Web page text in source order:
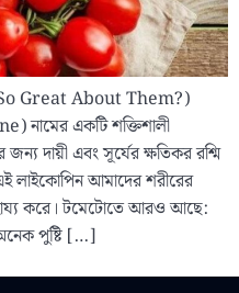
Great About Them?)
নামের একটি শক্তিশালী
দায়ী এবং সূর্যের ক্ষতিকর রশ্মি
লাইকোপিন আমাদের শরীরের
করে। টমেটোতে আরও আছে:
পুষ্টি […]